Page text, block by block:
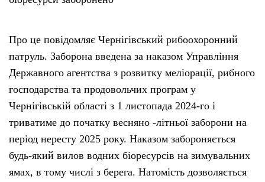
Про це повідомляє Чернігівський рибоохоронний
патруль. Заборона введена за наказом Управління
Державного агентства з розвитку меліорації, рибного
господарства та продовольчих програм у
Чернігівській області з 1 листопада 2024-го і
триватиме до початку весняно -літньої заборони на
період нересту 2025 року. Наказом забороняється
будь-який вилов водних біоресурсів на зимувальних
ямах, в тому числі з берега. Натомість дозволяється